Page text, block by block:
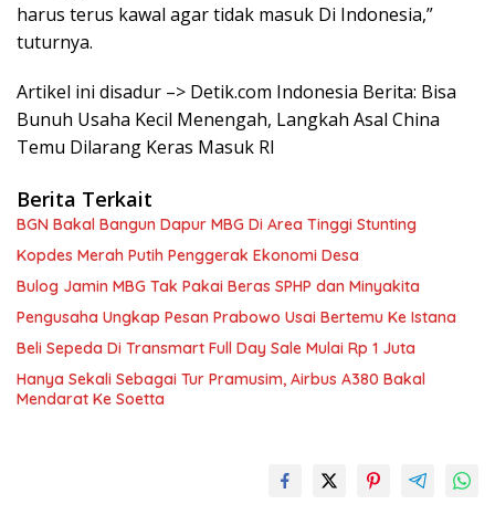
harus terus kawal agar tidak masuk Di Indonesia,”
tuturnya.
Artikel ini disadur –> Detik.com Indonesia Berita: Bisa
Bunuh Usaha Kecil Menengah, Langkah Asal China
Temu Dilarang Keras Masuk RI
Berita Terkait
BGN Bakal Bangun Dapur MBG Di Area Tinggi Stunting
Kopdes Merah Putih Penggerak Ekonomi Desa
Bulog Jamin MBG Tak Pakai Beras SPHP dan Minyakita
Pengusaha Ungkap Pesan Prabowo Usai Bertemu Ke Istana
Beli Sepeda Di Transmart Full Day Sale Mulai Rp 1 Juta
Hanya Sekali Sebagai Tur Pramusim, Airbus A380 Bakal
Mendarat Ke Soetta